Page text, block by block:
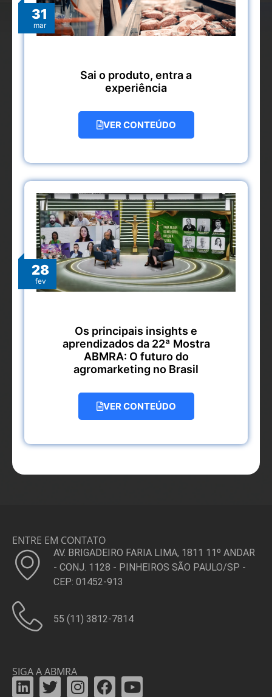
31
mar
Sai o produto, entra a
experiência
VER CONTEÚDO
28
fev
Os principais insights e
aprendizados da 22ª Mostra
ABMRA: O futuro do
agromarketing no Brasil
VER CONTEÚDO
ENTRE EM CONTATO
AV. BRIGADEIRO FARIA LIMA, 1811 11º ANDAR
- CONJ. 1128 - PINHEIROS SÃO PAULO/SP -
CEP: 01452-913
55 (11) 3812-7814
SIGA A ABMRA